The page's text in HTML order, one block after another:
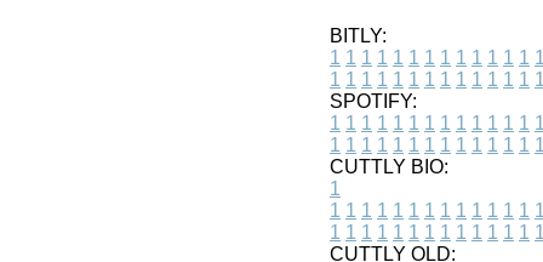
BITLY:
1 1 1 1 1 1 1 1 1 1 1 1 1 1
1 1 1 1 1 1 1 1 1 1 1 1 1 1
SPOTIFY:
1 1 1 1 1 1 1 1 1 1 1 1 1 1
1 1 1 1 1 1 1 1 1 1 1 1 1 1
CUTTLY BIO:
1
1 1 1 1 1 1 1 1 1 1 1 1 1 1
1 1 1 1 1 1 1 1 1 1 1 1 1 1
CUTTLY OLD: